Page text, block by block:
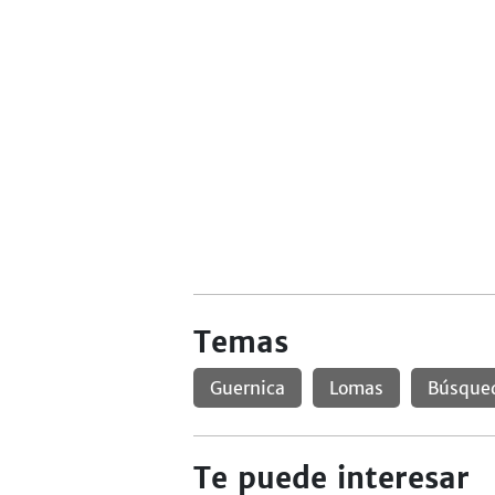
Temas
Guernica Lomas
Te puede interesar